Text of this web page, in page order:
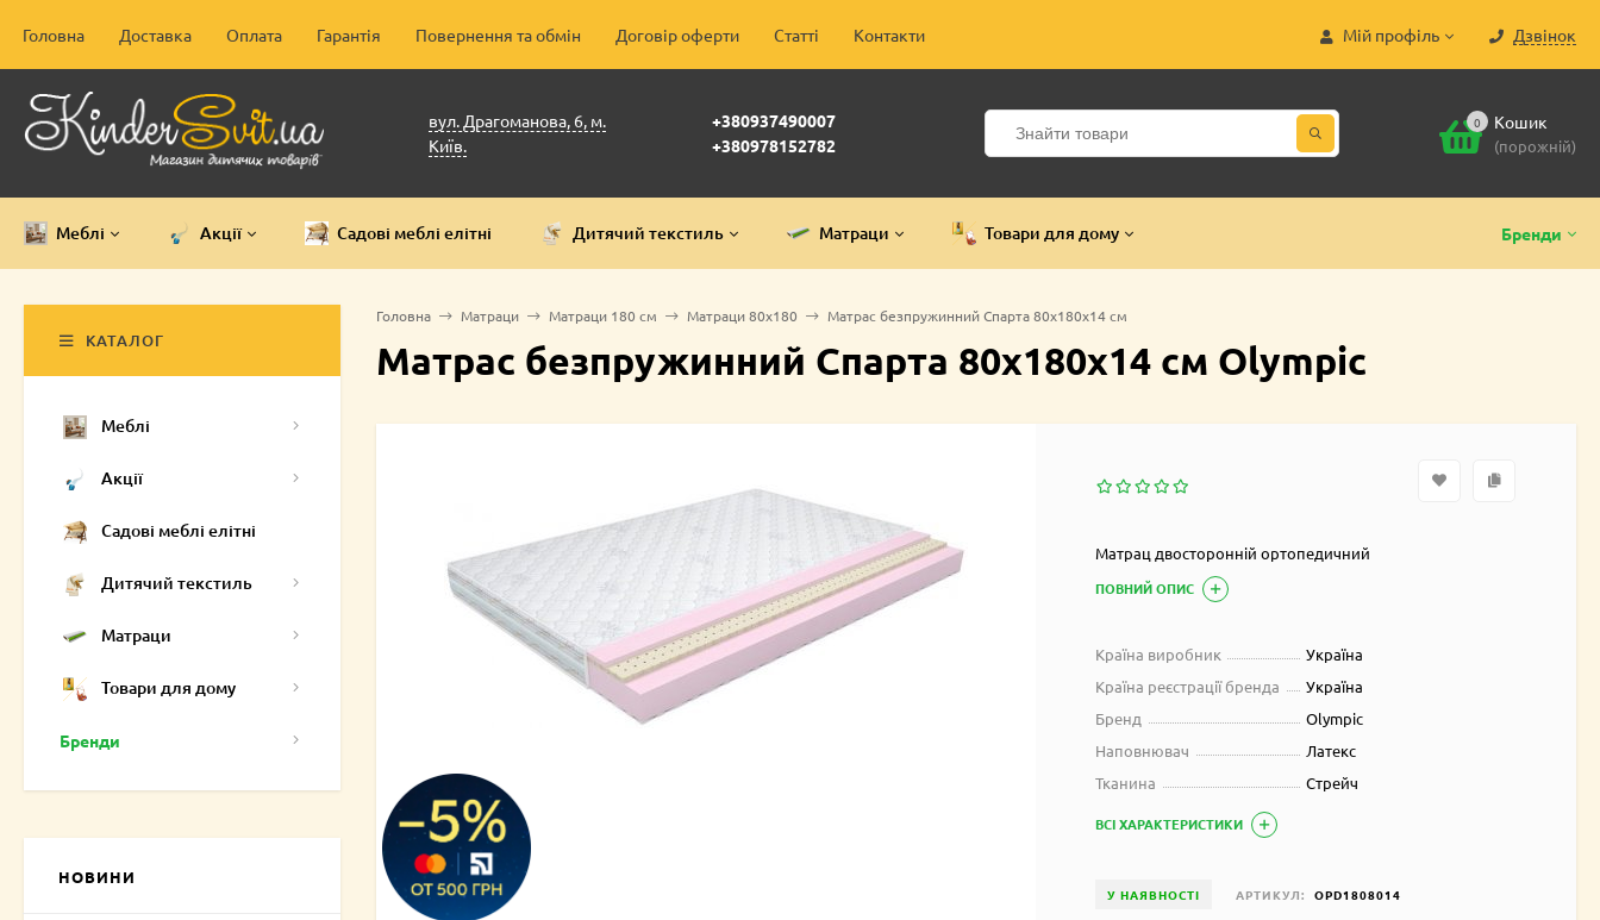
Мій профіль Дзвінок
Головна Доставка Оплата Гарантія Повернення та обмін Договір оферти Статті Контакти
вул. Драгоманова, 6, м.
Київ.
+380937490007
+380978152782
0 Кошик
(порожній)
Бренди
Меблі Акції Садові меблі елітні Дитячий текстиль Матраци Товари для дому
Головна Матраци Матраци 180 см Матраци 80х180 Матрас безпружинний Спарта 80х180х14 см
Матрас безпружинний Спарта 80х180х14 см Olympic
Матрац двосторонній ортопедичний
ПОВНИЙ ОПИС
Країна виробник
Україна
Країна реєстрації бренда
Україна
Бренд
Olympic
Наповнювач
Латекс
Тканина
Стрейч
ВСІ ХАРАКТЕРИСТИКИ
У НАЯВНОСТІ АРТИКУЛ: OPD1808014
КАТАЛОГ
Меблі
Акції
Садові меблі елітні
Дитячий текстиль
Матраци
Товари для дому
Бренди
НОВИНИ